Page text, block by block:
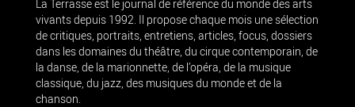
La Terrasse est le journal de référence du monde des arts
vivants depuis 1992. Il propose chaque mois une sélection
de critiques, portraits, entretiens, articles, focus, dossiers
dans les domaines du théâtre, du cirque contemporain, de
la danse, de la marionnette, de l’opéra, de la musique
classique, du jazz, des musiques du monde et de la
chanson.